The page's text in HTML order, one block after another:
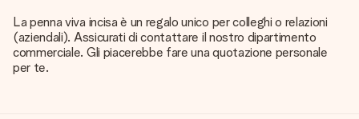
La penna viva incisa è un regalo unico per colleghi o relazioni
(aziendali). Assicurati di contattare il nostro dipartimento
commerciale. Gli piacerebbe fare una quotazione personale
per te.